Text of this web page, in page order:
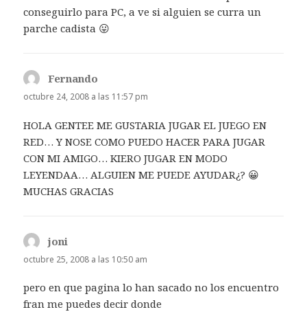
conseguirlo para PC, a ve si alguien se curra un
parche cadista 😛
Fernando
octubre 24, 2008 a las 11:57 pm
HOLA GENTEE ME GUSTARIA JUGAR EL JUEGO EN
RED… Y NOSE COMO PUEDO HACER PARA JUGAR
CON MI AMIGO… KIERO JUGAR EN MODO
LEYENDAA… ALGUIEN ME PUEDE AYUDAR¿? 😀
MUCHAS GRACIAS
joni
octubre 25, 2008 a las 10:50 am
pero en que pagina lo han sacado no los encuentro
fran me puedes decir donde